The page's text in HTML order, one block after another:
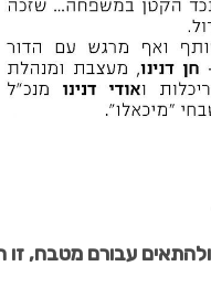
עבורם מטבח, זו